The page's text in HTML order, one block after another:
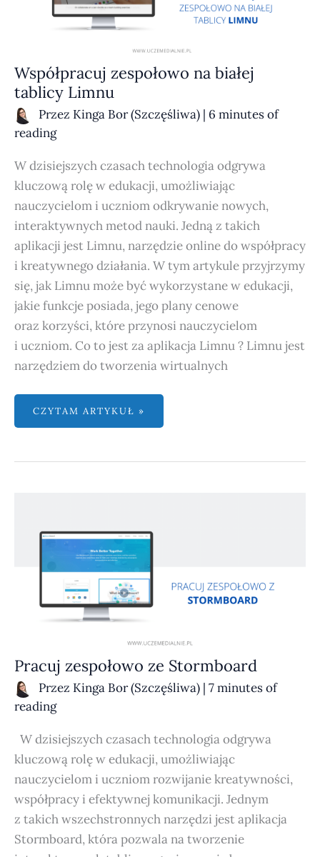
Współpracuj zespołowo na białej
tablicy Limnu
Przez Kinga Bor (Szczęśliwa) | 6 minutes of
reading
W dzisiejszych czasach technologia odgrywa
kluczową rolę w edukacji, umożliwiając
nauczycielom i uczniom odkrywanie nowych,
interaktywnych metod nauki. Jedną z takich
aplikacji jest Limnu, narzędzie online do współpracy
i kreatywnego działania. W tym artykule przyjrzymy
się, jak Limnu może być wykorzystane w edukacji,
jakie funkcje posiada, jego plany cenowe
oraz korzyści, które przynosi nauczycielom
i uczniom. Co to jest za aplikacja Limnu ? Limnu jest
narzędziem do tworzenia wirtualnych
CZYTAM ARTYKUŁ »
Pracuj zespołowo ze Stormboard
Przez Kinga Bor (Szczęśliwa) | 7 minutes of
reading
W dzisiejszych czasach technologia odgrywa
kluczową rolę w edukacji, umożliwiając
nauczycielom i uczniom rozwijanie kreatywności,
współpracy i efektywnej komunikacji. Jednym
z takich wszechstronnych narzędzi jest aplikacja
Stormboard, która pozwala na tworzenie